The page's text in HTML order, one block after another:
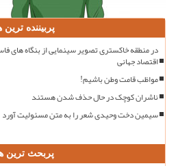
پربیننده ترین
در منطقه خاکستری تصویر سینمایی از بنگاه های
اقتصاد جهانی
مواظب قامت وطن باشیم!
ناشران کوچک در حال حذف شدن هستند
سیمین دخت وحیدی شعر را به متن مسئولیت آورد
پربحث ترین